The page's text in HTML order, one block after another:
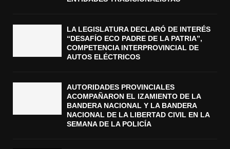
LA LEGISLATURA DECLARÓ DE INTERÉS
“DESAFÍO ECO PADRE DE LA PATRIA”,
COMPETENCIA INTERPROVINCIAL DE
AUTOS ELÉCTRICOS
AUTORIDADES PROVINCIALES
ACOMPAÑARON EL IZAMIENTO DE LA
BANDERA NACIONAL Y LA BANDERA
NACIONAL DE LA LIBERTAD CIVIL EN LA
SEMANA DE LA POLICÍA